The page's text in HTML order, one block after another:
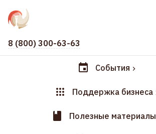
8 (800) 300-63-63
События
Поддержка бизнеса
Полезные материалы